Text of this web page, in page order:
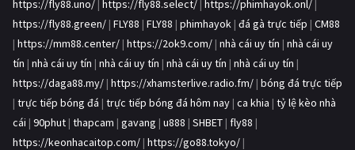
https://fly88.uno/ | https://fly88.select/ | https://phimhayok.onl/ |
https://fly88.green/ | FLY88 | FLY88 | phimhayok | đá gà trực tiếp | CM88
| https://mm88.center/ | https://2ok9.com/ | nhà cái uy tín | nhà cái uy
tín | nhà cái uy tín | nhà cái uy tín | nhà cái uy tín | nhà cái uy tín |
https://daga88.my/ | https://xhamsterlive.radio.fm/ | bóng đá trực tiếp
| trực tiếp bóng đá | trực tiếp bóng đá hôm nay | ca khia | tỷ lệ kèo nhà
cái | 90phut | thapcam | gavang | u888 | SHBET | fly88 |
https://keonhacaitop.com/ | https://go88.tokyo/ |